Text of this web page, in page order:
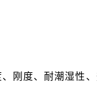
刚度、耐潮湿性、